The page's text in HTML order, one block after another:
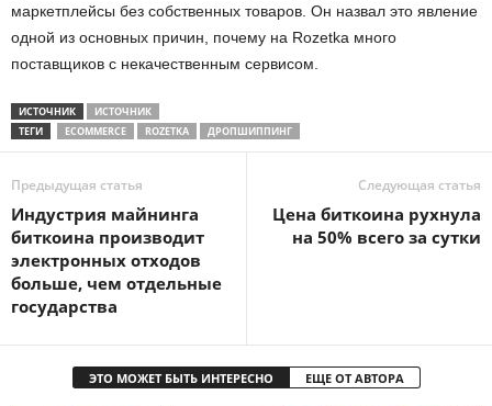
маркетплейсы без собственных товаров. Он назвал это явление
одной из основных причин, почему на Rozetka много
поставщиков с некачественным сервисом.
ИСТОЧНИК
ИСТОЧНИК
ТЕГИ
ECOMMERCE ROZETKA ДРОПШИППИНГ
Предыдущая статья
Индустрия майнинга
биткоина производит
электронных отходов
больше, чем отдельные
государства
Следующая статья
Цена биткоина рухнула
на 50% всего за сутки
ЭТО МОЖЕТ БЫТЬ ИНТЕРЕСНО ЕЩЕ ОТ АВТОРА